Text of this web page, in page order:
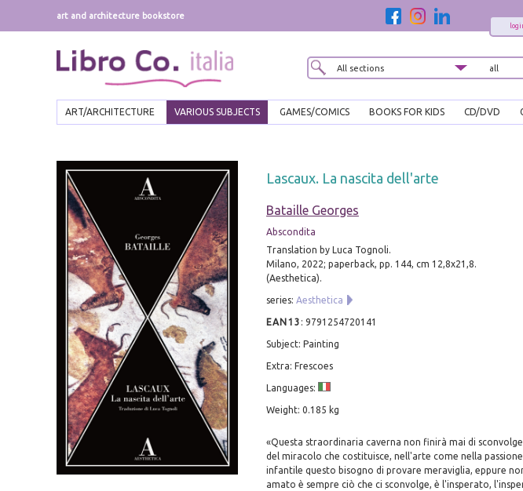
art and architecture bookstore
ART/ARCHITECTURE VARIOUS SUBJECTS GAMES/COMICS BOOKS FOR KIDS CD/DVD
Lascaux. La nascita dell'arte
Bataille Georges
Abscondita
Translation by Luca Tognoli.
Milano, 2022; paperback, pp. 144, cm 12,8x21,8.
(Aesthetica).
series: Aesthetica
EAN13 : 9791254720141
Subject: Painting
Extra: Frescoes
Languages:
Weight: 0.185 kg
«Questa straordinaria caverna non finirà mai di
del miracolo che costituisce, nell'arte come nella
infantile questo bisogno di provare meraviglia, eppure
amato è sempre ciò che ci sconvolge, è l'insperato,